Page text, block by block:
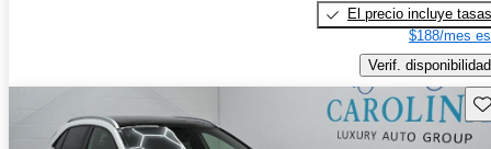
El precio incluye tasas
$188/mes
Verif. disponibilidad